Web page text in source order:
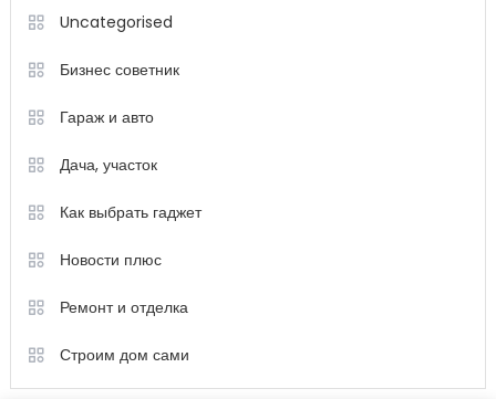
Uncategorised
Бизнес советник
Гараж и авто
Дача, участок
Как выбрать гаджет
Новости плюс
Ремонт и отделка
Строим дом сами